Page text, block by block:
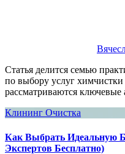
Статья делится семью практическими советами от экспертов
по выбору услуг
рассматриваются
Клининг Очистка
Как Выбрать Идеальную
Экспертов Бесплатно)